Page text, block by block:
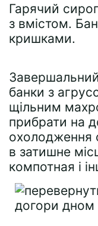
Гарячий
з вмістом.
кришками.
банки з
щільним
прибрати на
охолодження
в затишне
компотная і